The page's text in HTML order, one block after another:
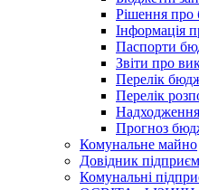
Рішення про
Інформація
Паспорти
Звіти про
Перелік
Перелік
Надходження
Прогноз
Комунальне майно
Довідник
Комунальні